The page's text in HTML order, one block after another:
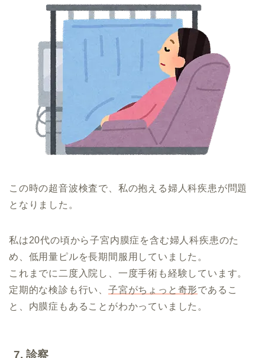
この時の超音波検査で、私の抱える婦人科疾患が問題
となりました。
私は20代の頃から子宮内膜症を含む婦人科疾患のた
め、低用量ピルを長期間服用していました。
これまでに二度入院し、一度手術も経験しています。
定期的な検診も行い、 子宮がちょっと奇形であるこ
と、内膜症もあることがわかっていました。
7. 診察